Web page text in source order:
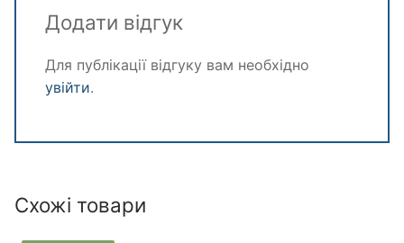
Додати відгук
Для публікації відгуку вам необхідно
увійти.
Схожі товари